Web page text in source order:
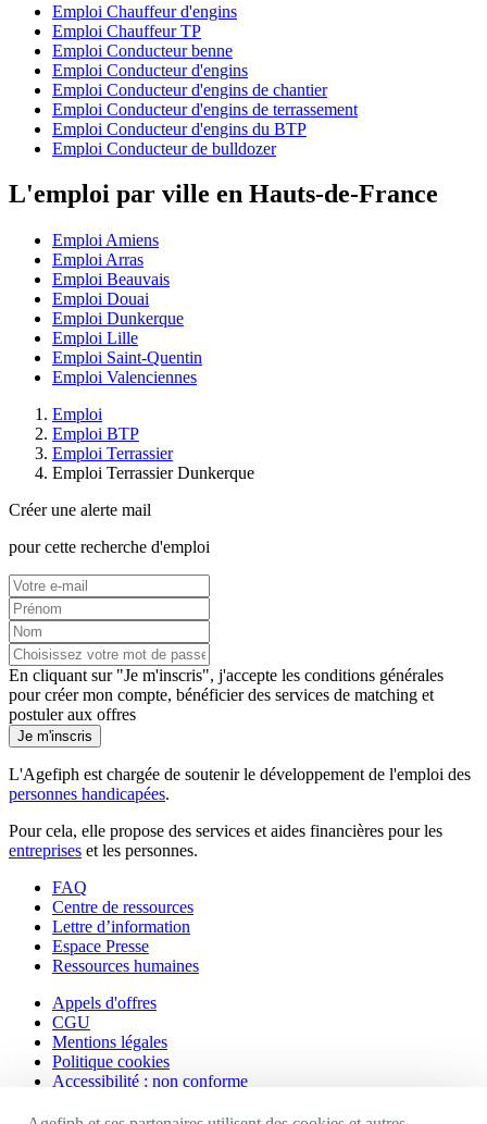
Emploi Chauffeur d'engins
Emploi Chauffeur TP
Emploi Conducteur benne
Emploi Conducteur d'engins
Emploi Conducteur d'engins de chantier
Emploi Conducteur d'engins de terrassement
Emploi Conducteur d'engins du BTP
Emploi Conducteur de bulldozer
L'emploi par ville en Hauts-de-France
Emploi Amiens
Emploi Arras
Emploi Beauvais
Emploi Douai
Emploi Dunkerque
Emploi Lille
Emploi Saint-Quentin
Emploi Valenciennes
Emploi
Emploi BTP
Emploi Terrassier
Emploi Terrassier Dunkerque
Créer une alerte mail
pour cette recherche d'emploi
En cliquant sur "Je m'inscris", j'accepte les conditions générales
pour créer mon compte, bénéficier des services de matching et
postuler aux offres
Je m'inscris
L'Agefiph est chargée de soutenir le développement de l'emploi des
personnes handicapées.
Pour cela, elle propose des services et aides financières pour les
entreprises et les personnes.
FAQ
Centre de ressources
Lettre d’information
Espace Presse
Ressources humaines
Appels d'offres
CGU
Mentions légales
Politique cookies
Accessibilité : non conforme